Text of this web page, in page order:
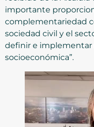
importante
complementariedad
sociedad civil y el
definir e implementar
socioeconómica”.